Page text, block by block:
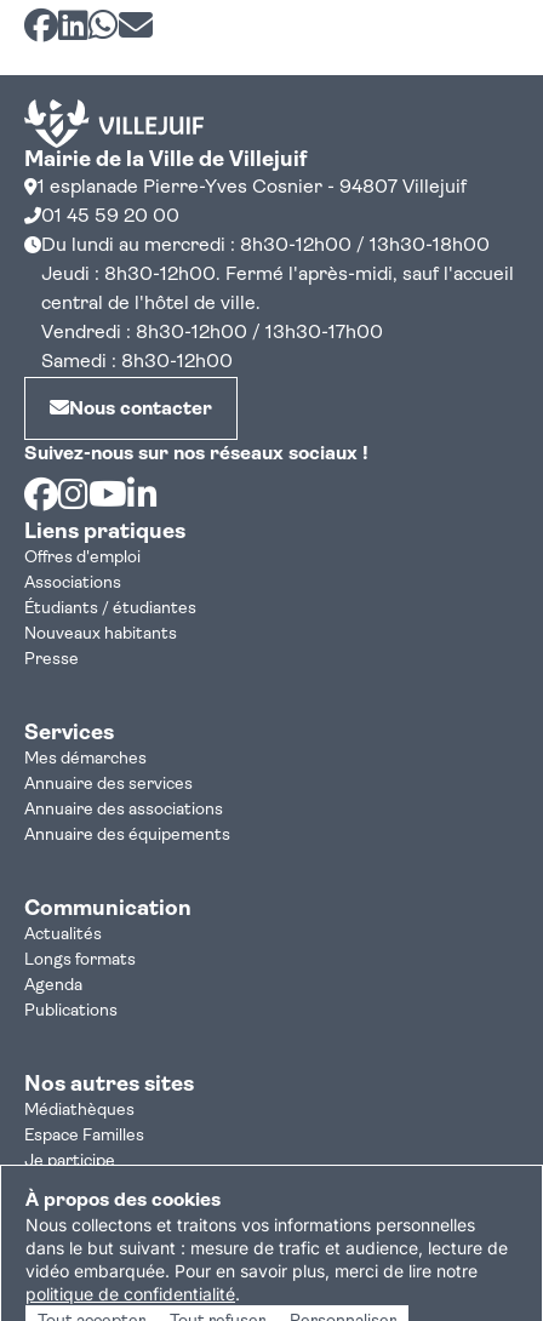
À propos des cookies
Nous collectons et traitons vos informations personnelles
dans le but suivant : mesure de trafic et audience, lecture de
vidéo embarquée. Pour en savoir plus, merci de lire notre
politique de confidentialité.
Partager sur Facebook
Partager sur LinkedIn
Partager sur Whatsapp
Partager par courriel
Mairie de la Ville de Villejuif
1 esplanade Pierre-Yves Cosnier - 94807 Villejuif
01 45 59 20 00
Du lundi au mercredi : 8h30-12h00 / 13h30-18h00
Jeudi : 8h30-12h00. Fermé l'après-midi, sauf l'accueil
central de l'hôtel de ville.
Vendredi : 8h30-12h00 / 13h30-17h00
Samedi : 8h30-12h00
Nous contacter
Suivez-nous sur nos réseaux sociaux !
Facebook
Instagram
Youtube
Liens pratiques
Offres d'emploi
Associations
Étudiants / étudiantes
Nouveaux habitants
Presse
Services
Mes démarches
Annuaire des services
Annuaire des associations
Annuaire des équipements
Communication
Actualités
Longs formats
Agenda
Publications
Nos autres sites
Médiathèques
Espace Familles
Je participe
Autorisation d'urbanisme
Résultats électoraux
Plan du site Nous contacterMentions légales
Politique de confidentialitéAccessibilité : partiellement conforme
Gestion des cookies